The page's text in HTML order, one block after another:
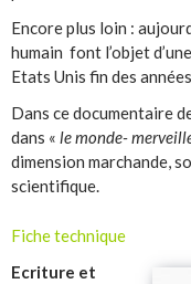
Encore plus loin :
humain font l’objet
Etats Unis fin des
Dans ce documentaire
dans « le monde-
dimension marchande,
scientifique.
Fiche technique
Ecriture et